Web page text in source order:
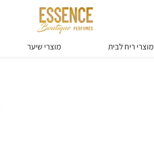
מוצרי ריח לבית מוצרי שיער